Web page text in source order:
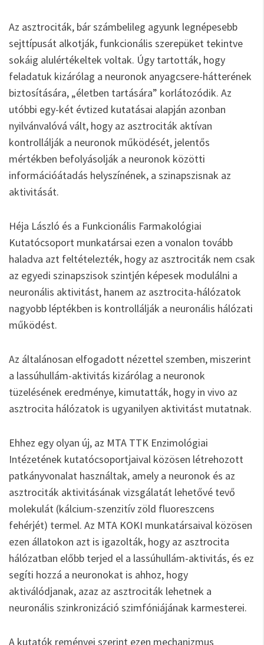
Az asztrociták, bár számbelileg agyunk legnépesebb
sejttípusát alkotják, funkcionális szerepüket tekintve
sokáig alulértékeltek voltak. Úgy tartották, hogy
feladatuk kizárólag a neuronok anyagcsere-hátterének
biztosítására, „életben tartására” korlátozódik. Az
utóbbi egy-két évtized kutatásai alapján azonban
nyilvánvalóvá vált, hogy az asztrociták aktívan
kontrollálják a neuronok működését, jelentős
mértékben befolyásolják a neuronok közötti
információátadás helyszínének, a szinapszisnak az
aktivitását.
Héja László és a Funkcionális Farmakológiai
Kutatócsoport munkatársai ezen a vonalon tovább
haladva azt feltételezték, hogy az asztrociták nem csak
az egyedi szinapszisok szintjén képesek modulálni a
neuronális aktivitást, hanem az asztrocita-hálózatok
nagyobb léptékben is kontrollálják a neuronális hálózati
működést.
Az általánosan elfogadott nézettel szemben, miszerint
a lassúhullám-aktivitás kizárólag a neuronok
tüzelésének eredménye, kimutatták, hogy in vivo az
asztrocita hálózatok is ugyanilyen aktivitást mutatnak.
Ehhez egy olyan új, az MTA TTK Enzimológiai
Intézetének kutatócsoportjaival közösen létrehozott
patkányvonalat használtak, amely a neuronok és az
asztrociták aktivitásának vizsgálatát lehetővé tevő
molekulát (kálcium-szenzitív zöld fluoreszcens
fehérjét) termel. Az MTA KOKI munkatársaival közösen
ezen állatokon azt is igazolták, hogy az asztrocita
hálózatban előbb terjed el a lassúhullám-aktivitás, és ez
segíti hozzá a neuronokat is ahhoz, hogy
aktiválódjanak, azaz az asztrociták lehetnek a
neuronális szinkronizáció szimfóniájának karmesterei.
A kutatók reményei szerint ezen mechanizmus